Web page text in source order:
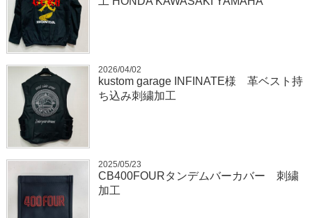
2026/04/02
kustom garage INFINATE様 革ベスト持
ち込み刺繍加工
2025/05/23
CB400FOURタンデムバーカバー 刺繍
加工